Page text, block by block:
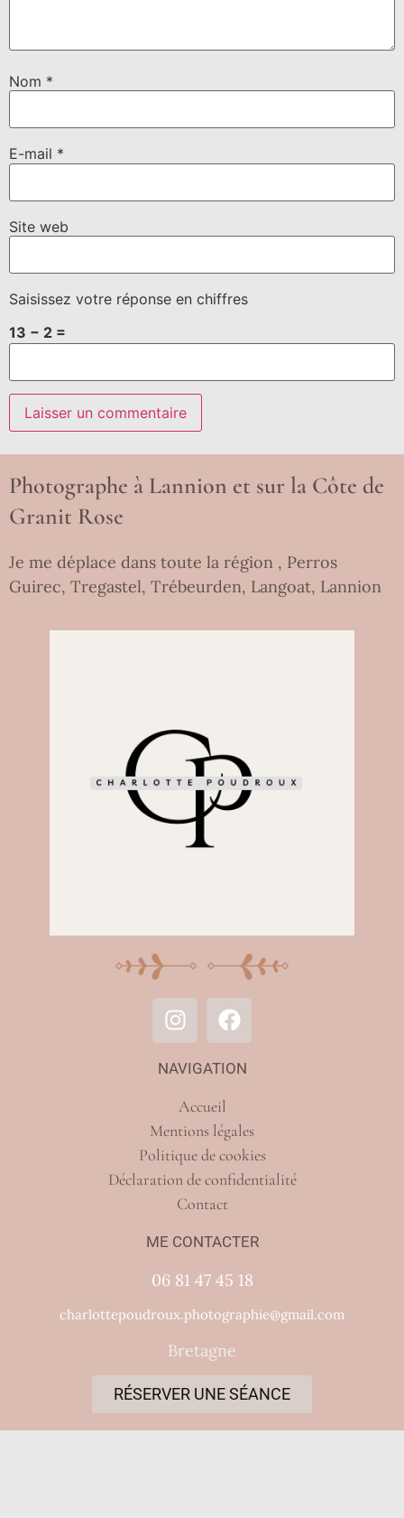
Nom *
E-mail *
Site web
Saisissez votre réponse en chiffres
13 − 2 =
Photographe à Lannion et sur la Côte de
Granit Rose
Je me déplace dans toute la région , Perros
Guirec, Tregastel, Trébeurden, Langoat, Lannion
NAVIGATION
Accueil
Mentions légales
Politique de cookies
Déclaration de confidentialité
Contact
ME CONTACTER
06 81 47 45 18
charlottepoudroux.photographie@gmail.com
Bretagne
RÉSERVER UNE SÉANCE